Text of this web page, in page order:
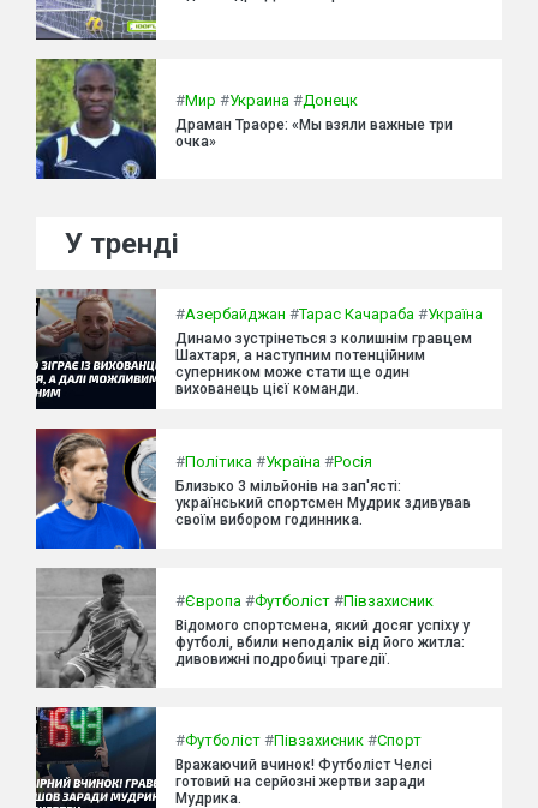
#Мир #Украина #Донецк
Драман Траоре: «Мы взяли важные три
очка»
У тренді
#Азербайджан #Тарас Качараба #Україна
Динамо зустрінеться з колишнім гравцем
Шахтаря, а наступним потенційним
суперником може стати ще один
вихованець цієї команди.
#Політика #Україна #Росія
Близько 3 мільйонів на зап'ясті:
український спортсмен Мудрик здивував
своїм вибором годинника.
#Європа #Футболіст #Півзахисник
Відомого спортсмена, який досяг успіху у
футболі, вбили неподалік від його житла:
дивовижні подробиці трагедії.
#Футболіст #Півзахисник #Спорт
Вражаючий вчинок! Футболіст Челсі
готовий на серйозні жертви заради
Мудрика.